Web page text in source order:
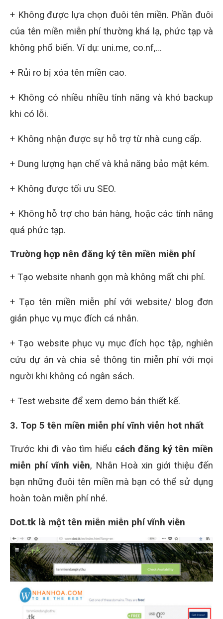
+ Không được lựa chọn đuôi tên miền. Phần đuôi
của tên miền miễn phí thường khá lạ, phức tạp và
không phổ biến. Ví dụ: uni.me, co.nf,…
+ Rủi ro bị xóa tên miền cao.
+ Không có nhiều nhiều tính năng và khó backup
khi có lỗi.
+ Không nhận được sự hỗ trợ từ nhà cung cấp.
+ Dung lượng hạn chế và khả năng bảo mật kém.
+ Không được tối ưu SEO.
+ Không hỗ trợ cho bán hàng, hoặc các tính năng
quá phức tạp.
Trường hợp nên đăng ký tên miền miễn phí
+ Tạo website nhanh gọn mà không mất chi phí.
+ Tạo tên miền miễn phí với website/ blog đơn
giản phục vụ mục đích cá nhân.
+ Tạo website phục vụ mục đích học tập, nghiên
cứu dự án và chia sẻ thông tin miễn phí với mọi
người khi không có ngân sách.
+ Test website để xem demo bản thiết kế.
3. Top 5 tên miền miễn phí vĩnh viễn hot nhất
Trước khi đi vào tìm hiểu cách đăng ký tên miền
miễn phí vĩnh viễn, Nhân Hoà xin giới thiệu đến
bạn những đuôi tên miền mà bạn có thể sử dụng
hoàn toàn miễn phí nhé.
Dot.tk là một tên miễn miễn phí vĩnh viễn